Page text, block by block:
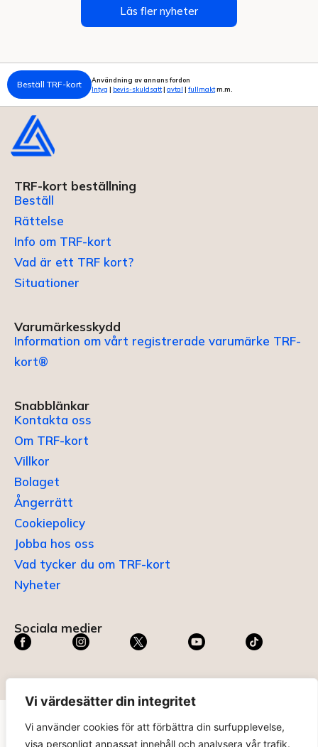
Vi värdesätter din integritet
Vi använder cookies för att förbättra din surfupplevelse,
visa personligt anpassat innehåll och analysera vår trafik.
Läs fler nyheter
Beställ TRF-kort
Användning av annans fordon
Intyg | bevis-skuldsatt| avtal | fullmaktm.m.
TRF-kort beställning
Beställ
Rättelse
Info om TRF-kort
Vad är ett TRF kort?
Situationer
Varumärkesskydd
Information om vårt registrerade varumärke TRF-
kort®
Snabblänkar
Kontakta oss
Om TRF-kort
Villkor
Bolaget
Ångerrätt
Cookiepolicy
Jobba hos oss
Vad tycker du om TRF-kort
Nyheter
Sociala medier
TRF KORT®är ett registrerat varumärke som innehas av